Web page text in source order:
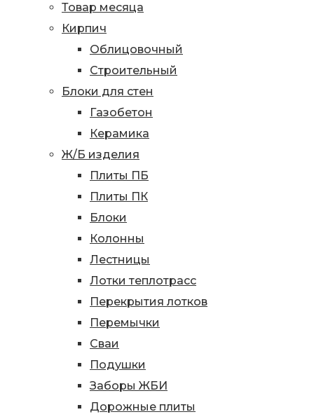
Товар месяца
Кирпич
Облицовочный
Строительный
Блоки для стен
Газобетон
Керамика
Ж/Б изделия
Плиты ПБ
Плиты ПК
Блоки
Колонны
Лестницы
Лотки теплотрасс
Перекрытия лотков
Перемычки
Сваи
Подушки
Заборы ЖБИ
Дорожные плиты